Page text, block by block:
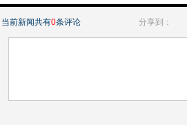
当前新闻共有0条评论 分享到：